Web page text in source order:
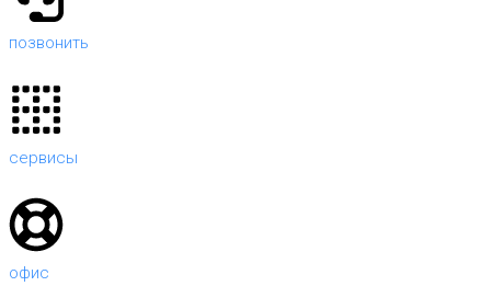
позвонить
сервисы
офис